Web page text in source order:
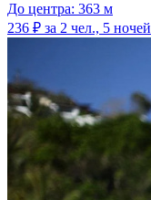
До центра: 363 м
236 ₽ за 2 чел., 5 ночей